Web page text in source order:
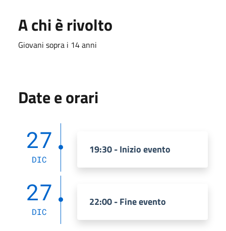
A chi è rivolto
Giovani sopra i 14 anni
Date e orari
27
DIC
19:30 - Inizio evento
27
DIC
22:00 - Fine evento